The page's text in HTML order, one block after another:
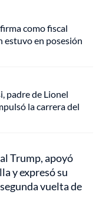
como fiscal
estuvo en posesión
padre de Lionel
la carrera del
Trump, apoyó
y expresó su
vuelta de